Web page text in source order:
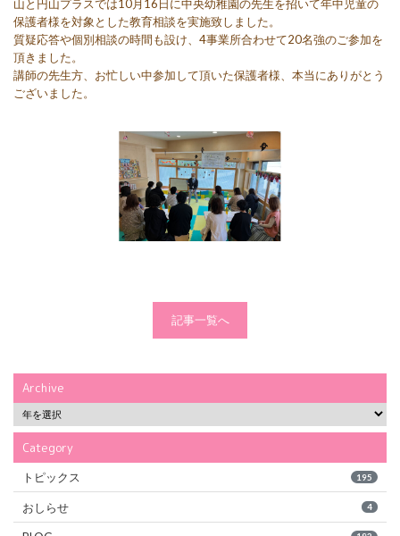
山と円山プラスでは10月16日に中央幼稚園の先生を招いて年中児童の
保護者様を対象とした教育相談を実施致しました。
質疑応答や個別相談の時間も設け、4事業所合わせて20名強のご参加を
頂きました。
講師の先生方、お忙しい中参加して頂いた保護者様、本当にありがとう
ございました。
記事一覧へ
Archive
Category
トピックス 195
おしらせ 4